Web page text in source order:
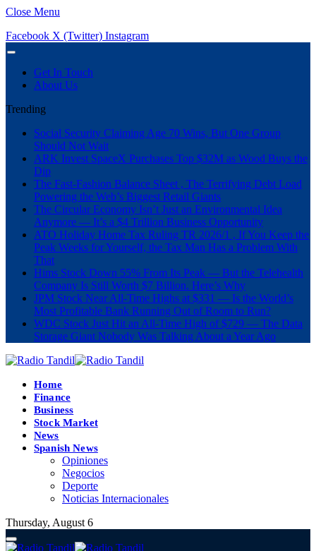
Close Menu
Facebook X (Twitter) Instagram
Get In Touch
About Us
Trending
Social Security Claiming Age 70 Wins, But One Group
Should Not Wait
ARK Invest SpaceX Purchases Top $32M as Wood Buys the
Dip
The Fast-Fashion Balance Sheet , The Terrifying Debt Load
Powering the Web’s Biggest Retail Giants
The Circular Economy Isn’t Just an Environmental Idea
Anymore — It’s a $4 Trillion Business Opportunity
ATO Holiday Home Tax Ruling TR 2026/1 , If You Keep the
Peak Weeks for Yourself, the Tax Man Has a Problem With
That
Hims Stock Down 55% From Its Peak — But the Telehealth
Company Is Still Worth $7 Billion. Here’s Why
JPM Stock Near All-Time Highs at $331 — Is the World’s
Most Profitable Bank Running Out of Room to Run?
WDC Stock Just Hit an All-Time High of $729 — The Data
Storage Giant Nobody Was Talking About a Year Ago
Home
Finance
Business
Stock Market
News
Spanish News
Opiniones
Negocios
Deporte
Noticias Internacionales
Thursday, August 6